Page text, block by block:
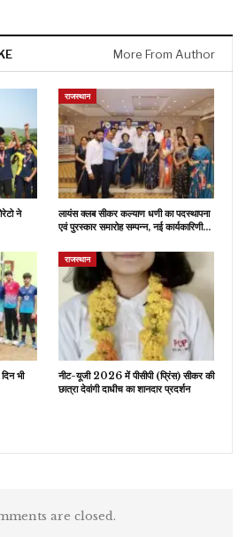
More From Author
ने
राजस्थान
लायंस क्लब सीकर कल्याण धणी का पदस्थापना
एवं पुरस्कार समारोह सम्पन्न, नई कार्यकारिणी…
भी
राजस्थान
नीट-यूजी 2026 में पीसीपी (प्रिंस) सीकर की
छात्रा देवांगी दाधीच का शानदार प्रदर्शन
are closed.